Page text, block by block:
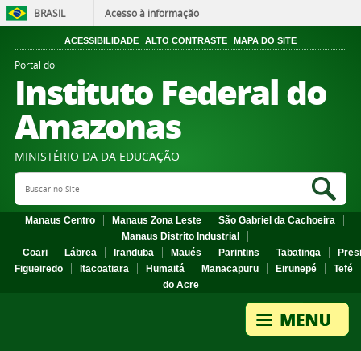
BRASIL Acesso à informação
ACESSIBILIDADE ALTO CONTRASTE MAPA DO SITE
Portal do
Instituto Federal do
Amazonas
MINISTÉRIO DA DA EDUCAÇÃO
Search Site
Manaus Centro Manaus Zona Leste
São Gabriel da Cachoeira
Manaus Distrito Industrial
Coari
Lábrea Iranduba Maués Parintins Tabatinga
Figueiredo
Itacoatiara Humaitá Manacapuru Eirunepé
Tefé
do Acre